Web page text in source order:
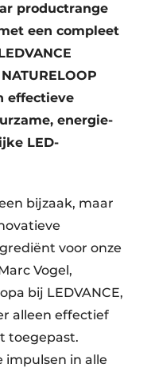
productrange
een compleet
effectieve
energie-
LED-
bijzaak, maar
voor onze
Vogel,
bij LEDVANCE,
alleen effectief
toegepast.
impulsen in alle